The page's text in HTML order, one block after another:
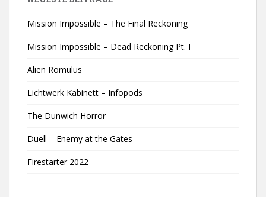
Mission Impossible – The Final Reckoning
Mission Impossible – Dead Reckoning Pt. I
Alien Romulus
Lichtwerk Kabinett – Infopods
The Dunwich Horror
Duell – Enemy at the Gates
Firestarter 2022